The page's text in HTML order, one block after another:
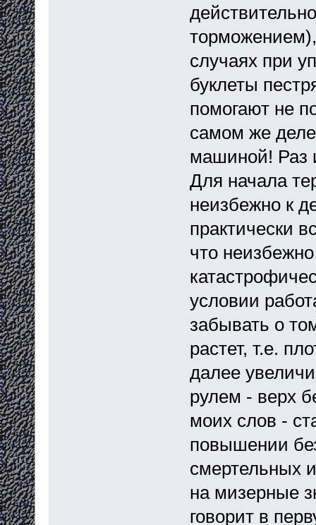
случаях при
буклеты
помогают не
самом же
машиной! Раз
Для начала
неизбежно к
практически
что
условии
забывать о
растет, т.е.
далее
рулем - верх
моих слов -
повышении
смертельных
на мизерные
говорит в